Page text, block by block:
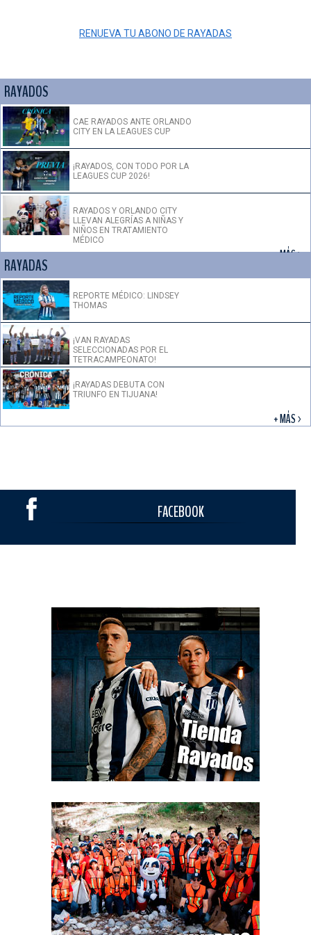
RENUEVA TU ABONO DE RAYADAS
RAYADOS
CAE RAYADOS ANTE ORLANDO
CITY EN LA LEAGUES CUP
¡RAYADOS, CON TODO POR LA
LEAGUES CUP 2026!
RAYADOS Y ORLANDO CITY
LLEVAN ALEGRÍAS A NIÑAS Y
NIÑOS EN TRATAMIENTO
MÉDICO
+ MÁS >
RAYADAS
REPORTE MÉDICO: LINDSEY
THOMAS
¡VAN RAYADAS
SELECCIONADAS POR EL
TETRACAMPEONATO!
¡RAYADAS DEBUTA CON
TRIUNFO EN TIJUANA!
+ MÁS >
FACEBOOK